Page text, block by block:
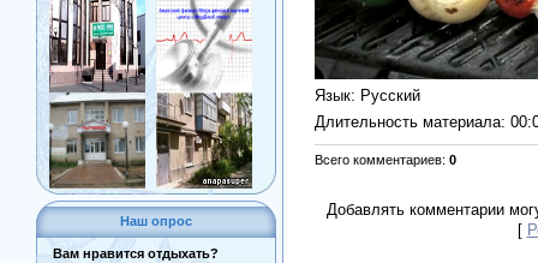
Наш опрос
Вам нравится отдыхать?
Язык: Русский
Длительность материала:
Всего комментариев: 0
Добавлять комментарии
[